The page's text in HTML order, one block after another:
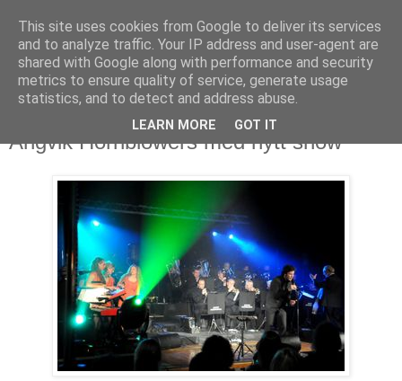
Angvik Hornblowers med nytt show
This site uses cookies from Google to deliver its services
and to analyze traffic. Your IP address and user-agent are
shared with Google along with performance and security
metrics to ensure quality of service, generate usage
statistics, and to detect and address abuse.
LEARN MORE GOT IT